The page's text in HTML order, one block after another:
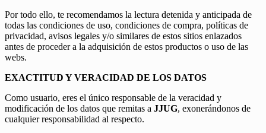
Por todo ello, te recomendamos la lectura detenida y anticipada de
todas las condiciones de uso, condiciones de compra, políticas de
privacidad, avisos legales y/o similares de estos sitios enlazados
antes de proceder a la adquisición de estos productos o uso de las
webs.
EXACTITUD Y VERACIDAD DE LOS DATOS
Como usuario, eres el único responsable de la veracidad y
modificación de los datos que remitas a JJUG, exonerándonos de
cualquier responsabilidad al respecto.